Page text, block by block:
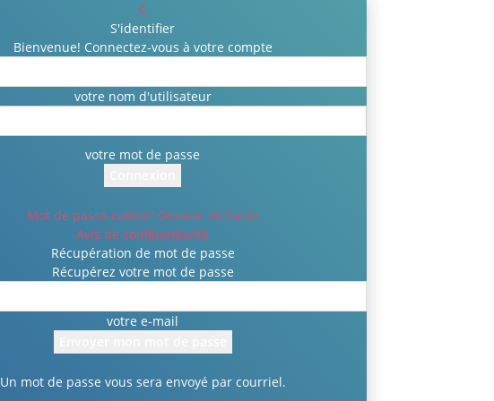
S'identifier
Bienvenue! Connectez-vous à votre compte
votre nom d'utilisateur
votre mot de passe
Mot de passe oublié? Obtenir de l'aide
Avis de confidentialité
Récupération de mot de passe
Récupérez votre mot de passe
votre e-mail
Un mot de passe vous sera envoyé par courriel.